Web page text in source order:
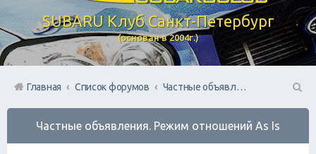
SUBARU Клуб Санкт-Петербург
(основан в 2004г.)
Главная Список форумов
Частные объявления. Режим отношений As Is
П
Частные объявления. Режим отношений As Is